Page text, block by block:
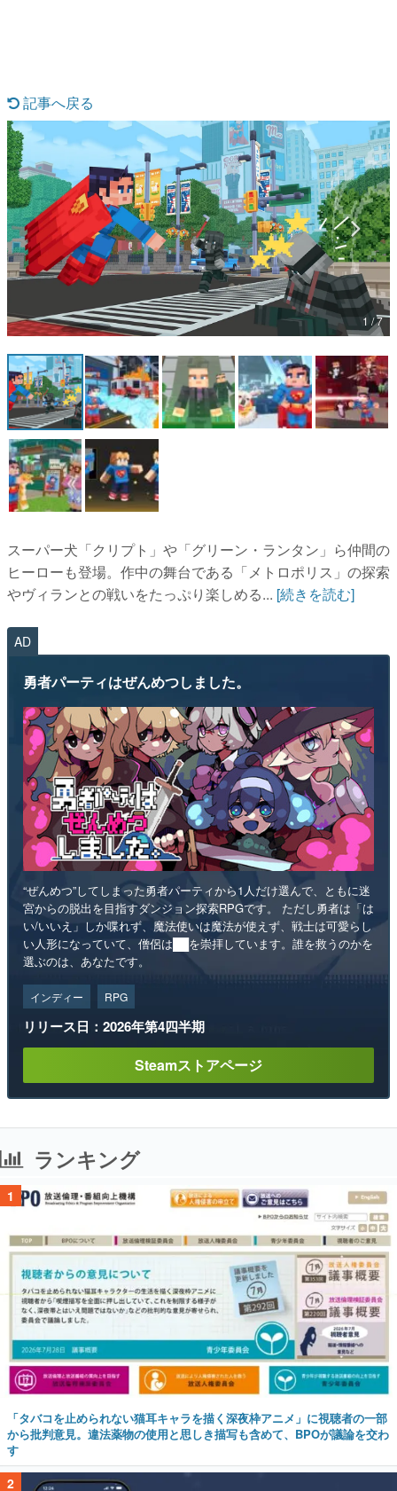
具体的な形から解き明かしていく、硬派で骨太な評論連載
です。
ゲームが変えた日本語
「経験値」「裏技」「ラスボス」… ゲームにまつわる言葉
の起源や用法の変遷を、コンピューター文化史研究家・タ
イニーP氏が徹底調査。
カテゴリ
マンガ
女性向け
アプリレビュー
その他
電ファミニコゲーマーとは？
運営：株式会社マレ
記事へ戻る
1 / 7
スーパー犬「クリプト」や「グリーン・ランタン」ら仲間の
ヒーローも登場。作中の舞台である「メトロポリス」の探索
やヴィランとの戦いをたっぷり楽しめる... [続きを読む]
AD
勇者パーティはぜんめつしました。
“ぜんめつ”してしまった勇者パーティから1人だけ選んで、ともに迷
宮からの脱出を目指すダンジョン探索RPGです。 ただし勇者は「は
い/いいえ」しか喋れず、魔法使いは魔法が使えず、戦士は可愛らし
い人形になっていて、僧侶は██を崇拝しています。誰を救うのかを
選ぶのは、あなたです。
インディー RPG
リリース日：2026年第4四半期
Steamストアページ
ランキング
1
「タバコを止められない猫耳キャラを描く深夜枠アニメ」に視聴者の一部
から批判意見。違法薬物の使用と思しき描写も含めて、BPOが議論を交わ
す
2